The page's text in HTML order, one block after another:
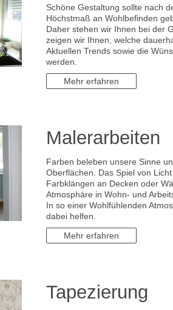
Schöne Gestaltung sollte nach
Höchstmaß an Wohlbefinden
Daher stehen wir Ihnen bei der
zeigen wir Ihnen, welche
Aktuellen Trends sowie die
werden.
Mehr erfahren
Malerarbeiten
Farben beleben unsere Sinne
Oberflächen. Das Spiel von
Farbklängen an Decken oder
Atmosphäre in Wohn- und
In so einer Wohlfühlenden
dabei helfen.
Mehr erfahren
Tapezierung